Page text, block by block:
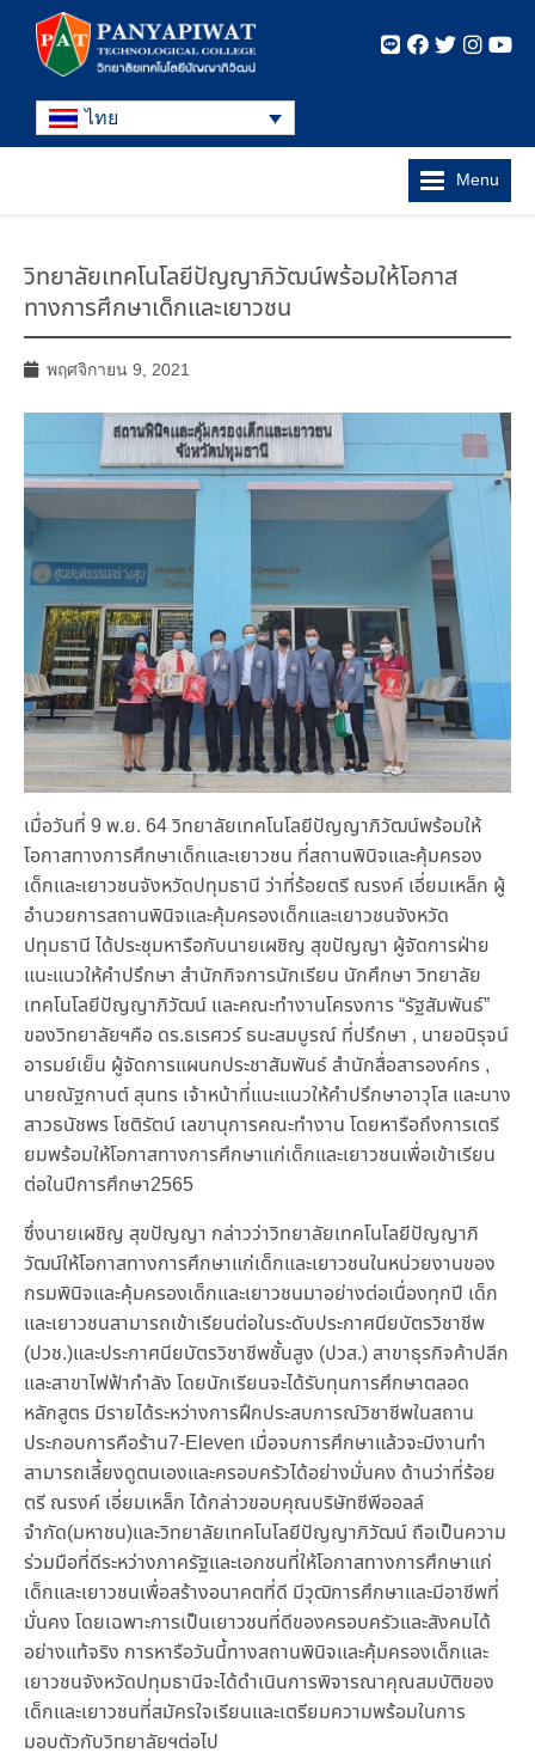
ไทย
Menu
วิทยาลัยเทคโนโลยีปัญญาภิวัฒน์พร้อมให้โอกาส
ทางการศึกษาเด็กและเยาวชน
พฤศจิกายน 9, 2021
เมื่อวันที่ 9 พ.ย. 64 วิทยาลัยเทคโนโลยีปัญญาภิวัฒน์พร้อมให้
โอกาสทางการศึกษาเด็กและเยาวชน ที่สถานพินิจและคุ้มครอง
เด็กและเยาวชนจังหวัดปทุมธานี ว่าที่ร้อยตรี ณรงค์ เอี่ยมเหล็ก ผู้
อำนวยการสถานพินิจและคุ้มครองเด็กและเยาวชนจังหวัด
ปทุมธานี ได้ประชุมหารือกับนายเผชิญ สุขปัญญา ผู้จัดการฝ่าย
แนะแนวให้คำปรึกษา สำนักกิจการนักเรียน นักศึกษา วิทยาลัย
เทคโนโลยีปัญญาภิวัฒน์ และคณะทำงานโครงการ “รัฐสัมพันธ์”
ของวิทยาลัยฯคือ ดร.ธเรศวร์ ธนะสมบูรณ์ ที่ปรึกษา , นายอนิรุจน์
อารมย์เย็น ผู้จัดการแผนกประชาสัมพันธ์ สำนักสื่อสารองค์กร ,
นายณัฐกานต์ สุนทร เจ้าหน้าที่แนะแนวให้คำปรึกษาอาวุโส และนาง
สาวธนัชพร โชติรัตน์ เลขานุการคณะทำงาน โดยหารือถึงการเตรี
ยมพร้อมให้โอกาสทางการศึกษาแก่เด็กและเยาวชนเพื่อเข้าเรียน
ต่อในปีการศึกษา2565
ซึ่งนายเผชิญ สุขปัญญา กล่าวว่าวิทยาลัยเทคโนโลยีปัญญาภิ
วัฒน์ให้โอกาสทางการศึกษาแก่เด็กและเยาวชนในหน่วยงานของ
กรมพินิจและคุ้มครองเด็กและเยาวชนมาอย่างต่อเนื่องทุกปี เด็ก
และเยาวชนสามารถเข้าเรียนต่อในระดับประกาศนียบัตรวิชาชีพ
(ปวช.)และประกาศนียบัตรวิชาชีพชั้นสูง (ปวส.) สาขาธุรกิจค้าปลีก
และสาขาไฟฟ้ากำลัง โดยนักเรียนจะได้รับทุนการศึกษาตลอด
หลักสูตร มีรายได้ระหว่างการฝึกประสบการณ์วิชาชีพในสถาน
ประกอบการคือร้าน7-Eleven เมื่อจบการศึกษาแล้วจะมีงานทำ
สามารถเลี้ยงดูตนเองและครอบครัวได้อย่างมั่นคง ด้านว่าที่ร้อย
ตรี ณรงค์ เอี่ยมเหล็ก ได้กล่าวขอบคุณบริษัทซีพีออลล์
จำกัด(มหาชน)และวิทยาลัยเทคโนโลยีปัญญาภิวัฒน์ ถือเป็นความ
ร่วมมือที่ดีระหว่างภาครัฐและเอกชนที่ให้โอกาสทางการศึกษาแก่
เด็กและเยาวชนเพื่อสร้างอนาคตที่ดี มีวุฒิการศึกษาและมีอาชีพที่
มั่นคง โดยเฉพาะการเป็นเยาวชนที่ดีของครอบครัวและสังคมได้
อย่างแท้จริง การหารือวันนี้ทางสถานพินิจและคุ้มครองเด็กและ
เยาวชนจังหวัดปทุมธานีจะได้ดำเนินการพิจารณาคุณสมบัติของ
เด็กและเยาวชนที่สมัครใจเรียนและเตรียมความพร้อมในการ
มอบตัวกับวิทยาลัยฯต่อไป